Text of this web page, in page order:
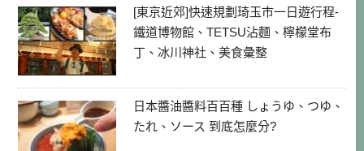
[東京近郊]快速規劃琦玉市一日遊行程-
鐵道博物館、TETSU沾麵、檸檬堂布
丁、冰川神社、美食彙整
日本醬油醬料百百種 しょうゆ、つゆ、
たれ、ソース 到底怎麼分?